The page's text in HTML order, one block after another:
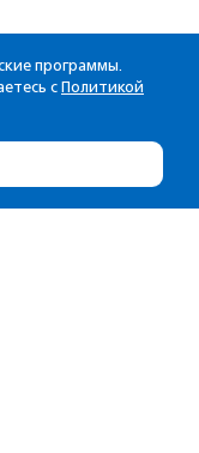
программы.
с Политикой